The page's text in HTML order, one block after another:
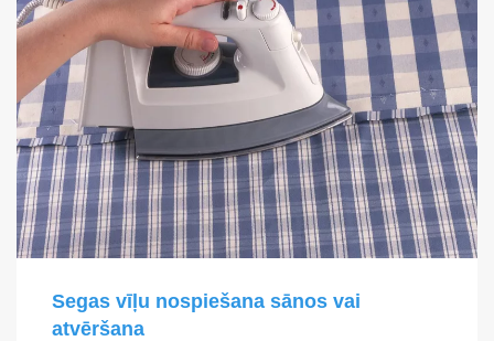
Segas vīļu nospiešana sānos vai
atvēršana